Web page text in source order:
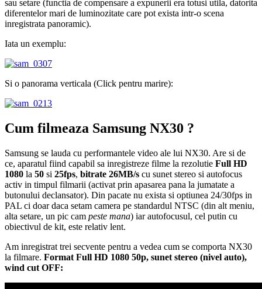
sau setare (functia de compensare a expunerii era totusi utila, datorita
diferentelor mari de luminozitate care pot exista intr-o scena
inregistrata panoramic).
Iata un exemplu:
Si o panorama verticala (Click pentru marire):
Cum filmeaza Samsung NX30 ?
Samsung se lauda cu performantele video ale lui NX30. Are si de
ce, aparatul fiind capabil sa inregistreze filme la rezolutie Full HD
1080 la 50 si 25fps, bitrate 26MB/s cu sunet stereo si autofocus
activ in timpul filmarii (activat prin apasarea pana la jumatate a
butonului declansator). Din pacate nu exista si optiunea 24/30fps in
PAL ci doar daca setam camera pe standardul NTSC (din alt meniu,
alta setare, un pic cam peste mana) iar autofocusul, cel putin cu
obiectivul de kit, este relativ lent.
Am inregistrat trei secvente pentru a vedea cum se comporta NX30
la filmare. Format Full HD 1080 50p, sunet stereo (nivel auto),
wind cut OFF: